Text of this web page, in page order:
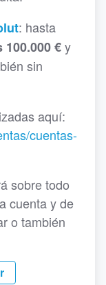
: hasta
€y
sin
aquí:
cuentas-
sobre todo
cuenta y de
o también